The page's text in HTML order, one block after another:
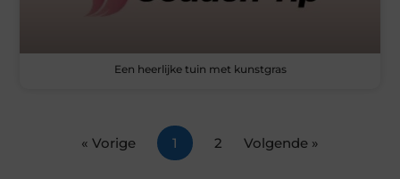
Een heerlijke tuin met kunstgras
« Vorige 1 2 Volgende »